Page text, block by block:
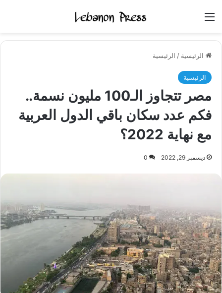
الرئيسية / الرئيسية
الرئيسية
مصر تتجاوز الـ100 مليون نسمة..
فكم عدد سكان باقي الدول العربية
مع نهاية 2022؟
ديسمبر 29, 2022 0